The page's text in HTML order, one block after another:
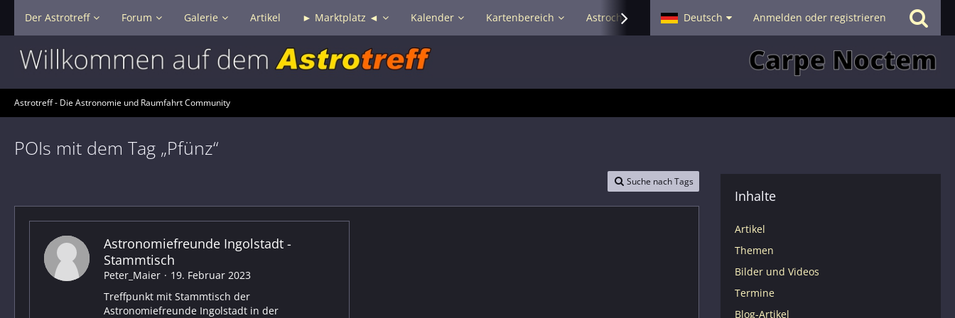
Der Astrotreff Forum Galerie Artikel ► Marktplatz ◄ Kalender Kartenbereich Astrochat - Smalltalk Hilfe
Deutsch Anmelden oder registrieren
Astrotreff - Die Astronomie und Raumfahrt Community
POIs mit dem Tag „Pfünz“
Suche nach Tags
Astronomiefreunde Ingolstadt -
Stammtisch
Peter_Maier
19. Februar 2023
Treffpunkt mit Stammtisch der
Astronomiefreunde Ingolstadt in der
Inhalte
Artikel
Themen
Bilder und Videos
Termine
Blog-Artikel